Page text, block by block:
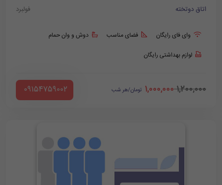
اتاق دوتخته فولبرد
وای فای رایگان فضای مناسب دوش و وان حمام
لوازم بهداشتی رایگان
1,200,000
1,000,000 تومان/هر شب ‪ 09154759002